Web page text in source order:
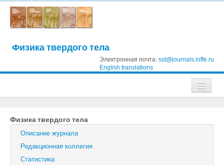
Физика твердого тела
Электронная почта: sst@journals.ioffe.ru
English translations
Журнал технической физики
Письма в Журнал технической физики
Физика твердого тела
Физика твердого тела
Описание журнала
Редакционная коллегия
Статистика